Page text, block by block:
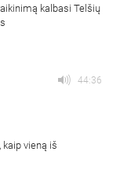
kalbasi Telšių
44:36
vieną iš